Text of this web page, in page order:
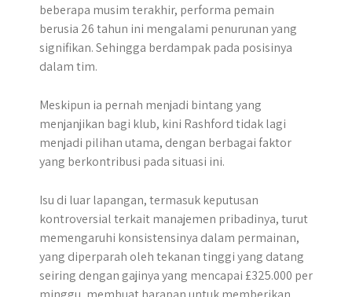
beberapa musim terakhir, performa pemain
berusia 26 tahun ini mengalami penurunan yang
signifikan. Sehingga berdampak pada posisinya
dalam tim.
Meskipun ia pernah menjadi bintang yang
menjanjikan bagi klub, kini Rashford tidak lagi
menjadi pilihan utama, dengan berbagai faktor
yang berkontribusi pada situasi ini.
Isu di luar lapangan, termasuk keputusan
kontroversial terkait manajemen pribadinya, turut
memengaruhi konsistensinya dalam permainan,
yang diperparah oleh tekanan tinggi yang datang
seiring dengan gajinya yang mencapai £325.000 per